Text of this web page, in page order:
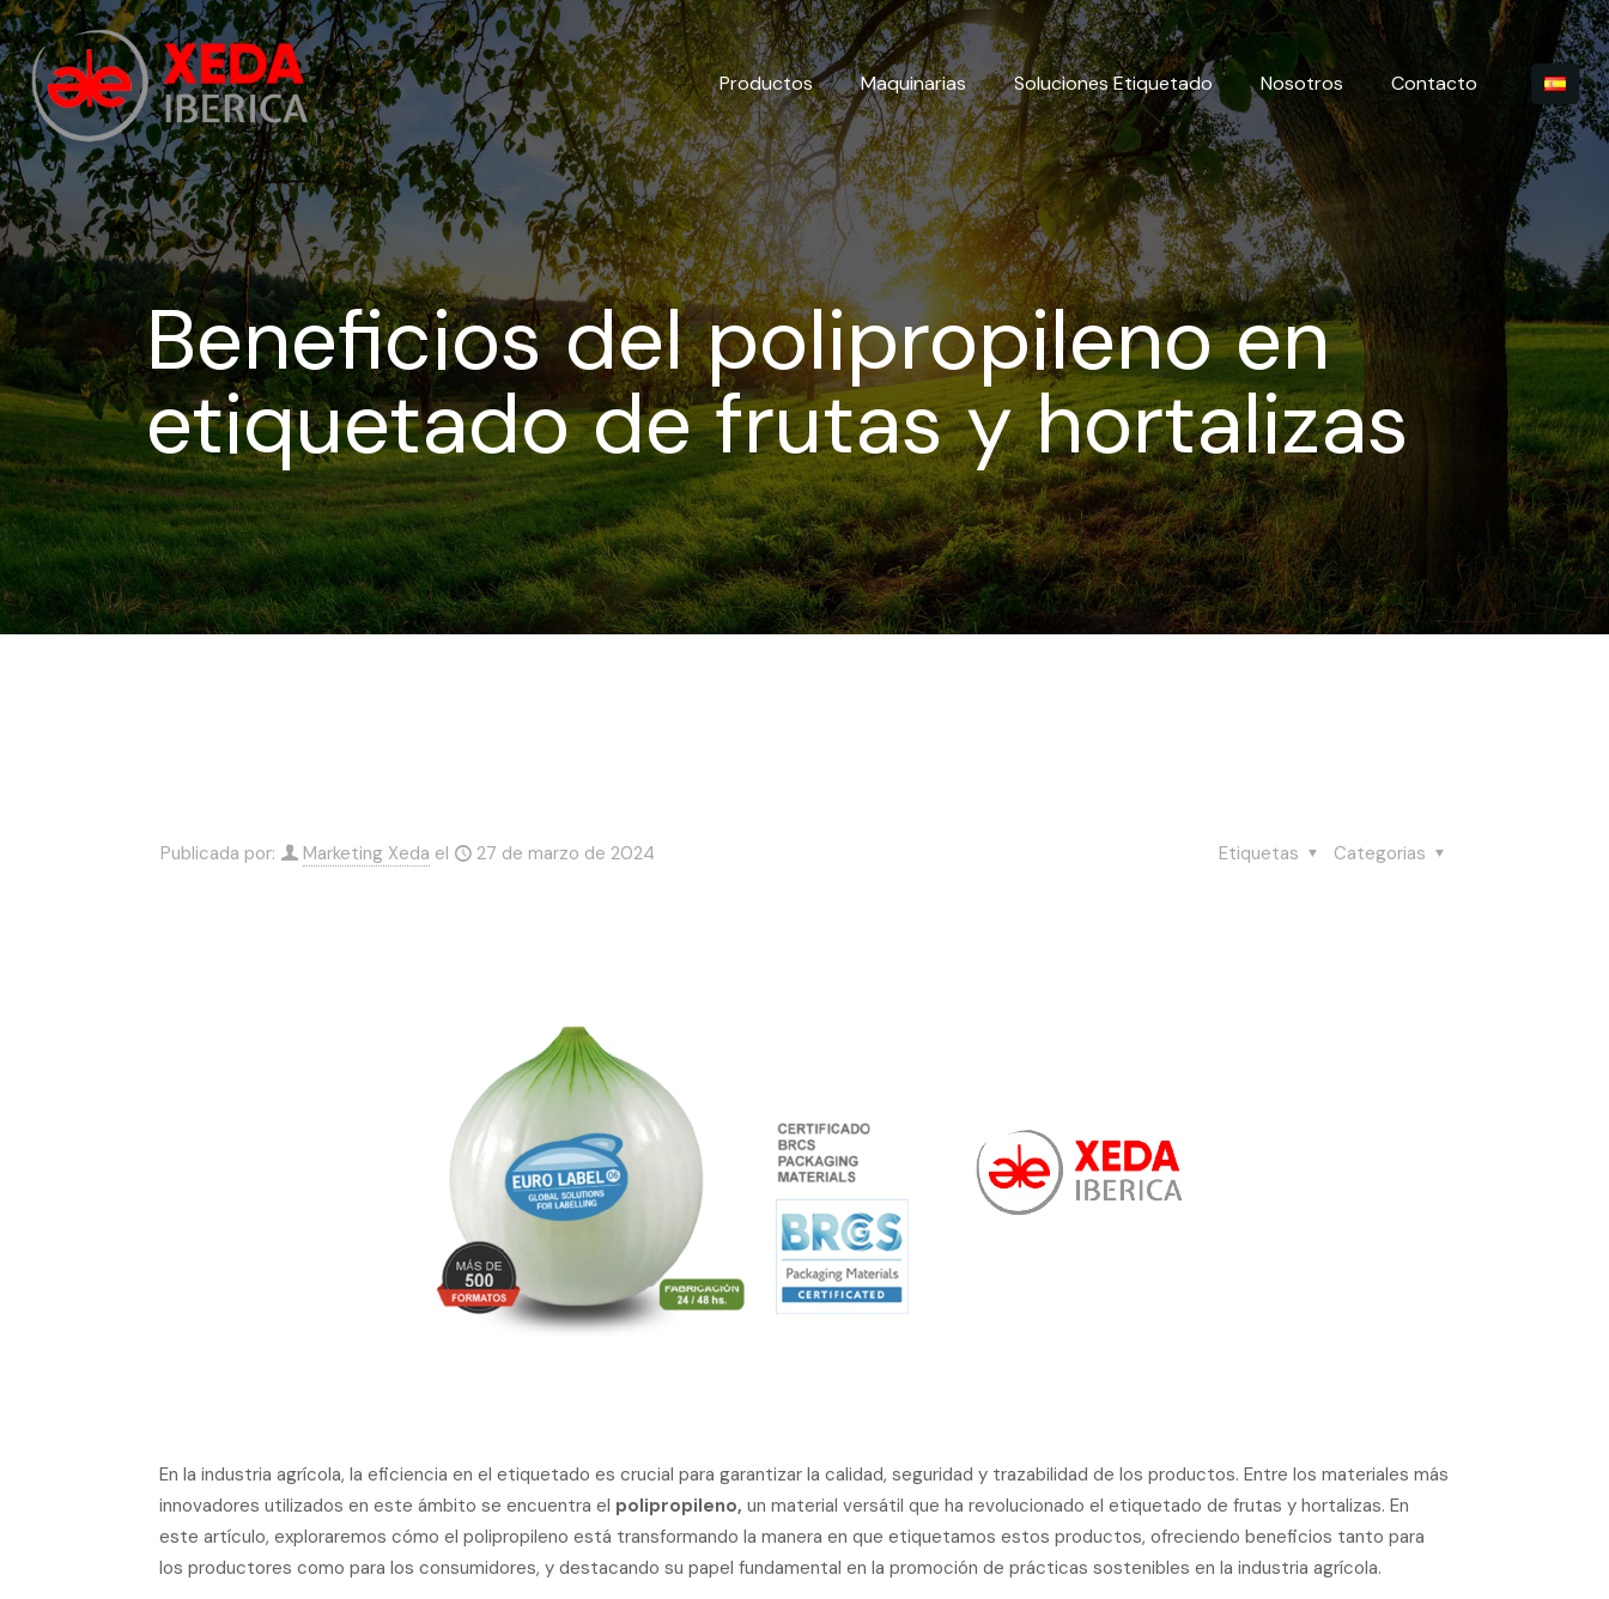
Productos Maquinarias Soluciones Etiquetado Nosotros Contacto
Beneficios del polipropileno en
etiquetado de frutas y hortalizas
Publicada por: Marketing Xeda el 27 de marzo de 2024 Categorias
Etiquetas
En la industria agrícola, la eficiencia en el etiquetado es crucial para garantizar la calidad, seguridad y trazabilidad de los productos. Entre los materiales más
innovadores utilizados en este ámbito se encuentra el polipropileno, un material versátil que ha revolucionado el etiquetado de frutas y hortalizas. En
este artículo, exploraremos cómo el polipropileno está transformando la manera en que etiquetamos estos productos, ofreciendo beneficios tanto para
los productores como para los consumidores, y destacando su papel fundamental en la promoción de prácticas sostenibles en la industria agrícola.